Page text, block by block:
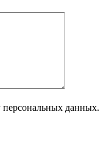
персональных данных.